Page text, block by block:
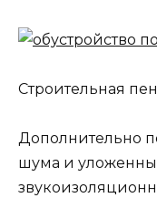
Строительная
Дополнительно
шума и